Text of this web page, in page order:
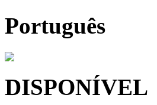
Português
DISPONÍVEL